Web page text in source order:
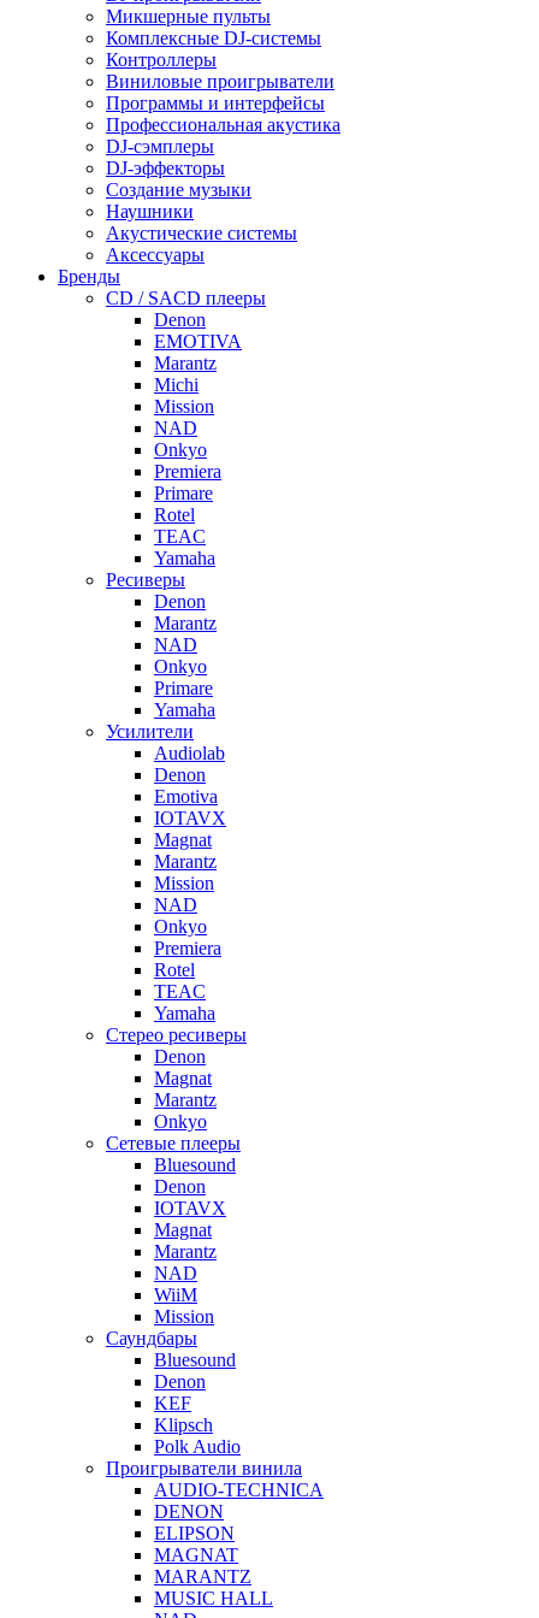
Микшерные пульты
Комплексные DJ-системы
Контроллеры
Виниловые проигрыватели
Программы и интерфейсы
Профессиональная акустика
DJ-сэмплеры
DJ-эффекторы
Создание музыки
Наушники
Акустические системы
Аксессуары
Бренды
CD / SACD плееры
Denon
EMOTIVA
Marantz
Michi
Mission
NAD
Onkyo
Premiera
Primare
Rotel
TEAC
Yamaha
Ресиверы
Denon
Marantz
NAD
Onkyo
Primare
Yamaha
Усилители
Audiolab
Denon
Emotiva
IOTAVX
Magnat
Marantz
Mission
NAD
Onkyo
Premiera
Rotel
TEAC
Yamaha
Стерео ресиверы
Denon
Magnat
Marantz
Onkyo
Сетевые плееры
Bluesound
Denon
IOTAVX
Magnat
Marantz
NAD
WiiM
Mission
Саундбары
Bluesound
Denon
KEF
Klipsch
Polk Audio
Проигрыватели винила
AUDIO-TECHNICA
DENON
ELIPSON
MAGNAT
MARANTZ
MUSIC HALL